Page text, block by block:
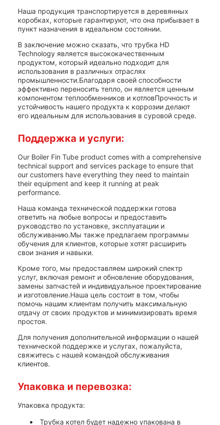
Наша продукция транспортируется в деревянных
коробках, которые гарантируют, что она прибывает в
пункт назначения в идеальном состоянии.
В заключение можно сказать, что трубка HD
Technology является высококачественным
продуктом, который идеально подходит для
использования в различных отраслях
промышленности.Благодаря своей способности
эффективно переносить тепло, он является ценным
компонентом теплообменников и котловПрочность и
устойчивость нашего продукта к коррозии делают
его идеальным для использования в суровой среде.
Поддержка и услуги:
Our Boiler Fin Tube product comes with a comprehensive
technical support and services package to ensure that
our customers have everything they need to maintain
their equipment and keep it running at peak
performance.
Наша команда технической поддержки готова
ответить на любые вопросы и предоставить
руководство по установке, эксплуатации и
обслуживанию.Мы также предлагаем программы
обучения для клиентов, которые хотят расширить
свои знания и навыки.
Кроме того, мы предоставляем широкий спектр
услуг, включая ремонт и обновление оборудования,
замены запчастей и индивидуальное проектирование
и изготовление.Наша цель состоит в том, чтобы
помочь нашим клиентам получить максимальную
отдачу от своих продуктов и минимизировать время
простоя.
Для получения дополнительной информации о нашей
технической поддержке и услугах, пожалуйста,
свяжитесь с нашей командой обслуживания
клиентов.
Упаковка и перевозка:
Упаковка продукта:
Трубка котел будет надежно упакована в